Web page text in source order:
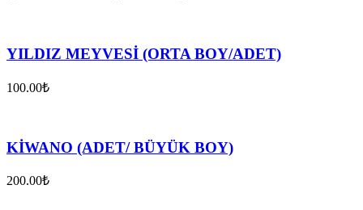
YILDIZ MEYVESİ (ORTA BOY/ADET)
100.00₺
KİWANO (ADET/ BÜYÜK BOY)
200.00₺